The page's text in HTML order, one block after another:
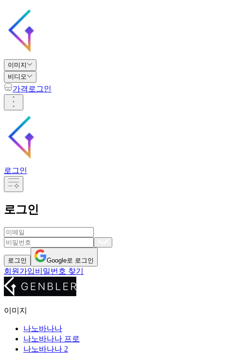
이미지
비디오
가격 로그인
로그인
로그인
로그인 Google로 로그인
회원가입비밀번호 찾기
이미지
나노바나나
나노바나나 프로
나노바나나 2